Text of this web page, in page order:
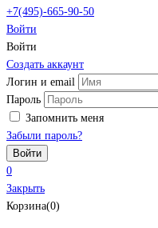
+7(495)-665-90-50
Войти
Войти
Создать аккаунт
Логин и email
Пароль
Запомнить меня
Забыли пароль?
0
Закрыть
Корзина(0)